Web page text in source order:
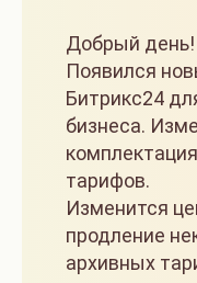
Добрый день!
Появился
Битрикс24
бизнеса.
тарифов.
Изменится
продление
архивных